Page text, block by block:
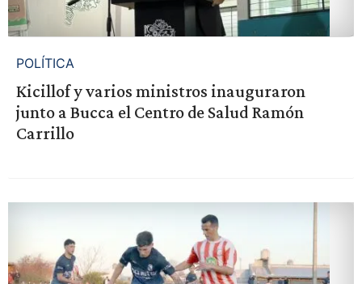
POLÍTICA
Kicillof y varios ministros inauguraron
junto a Bucca el Centro de Salud Ramón
Carrillo